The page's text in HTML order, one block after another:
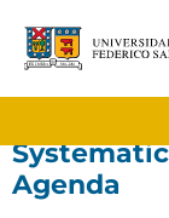
Algorithm
Agenda